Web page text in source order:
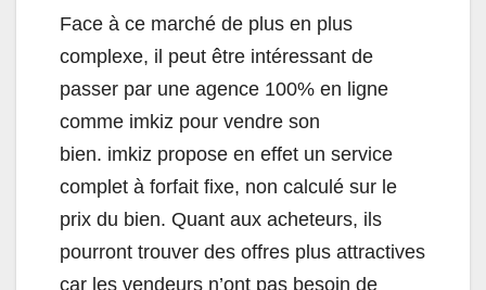
Face à ce marché de plus en plus
complexe, il peut être intéressant de
passer par une agence 100% en ligne
comme imkiz pour vendre son
bien. imkiz propose en effet un service
complet à forfait fixe, non calculé sur le
prix du bien. Quant aux acheteurs, ils
pourront trouver des offres plus attractives
car les vendeurs n’ont pas besoin de